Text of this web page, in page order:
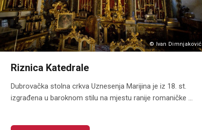
© Ivan Dimnjaković
Riznica Katedrale
Dubrovačka stolna crkva Uznesenja Marijina je iz 18. st.
izgrađena u baroknom stilu na mjestu ranije romaničke ...